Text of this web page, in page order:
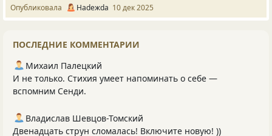
Опубликовала Нadeжda 10 дек 2025
ПОСЛЕДНИЕ КОММЕНТАРИИ
Михаил Палецкий
И не только. Стихия умеет напоминать о себе —
вспомним Сенди.
Владислав Шевцов-Томский
Двенадцать струн сломалась! Включите новую! ))